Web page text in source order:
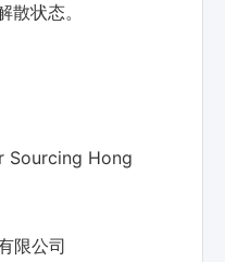
状态。
Sourcing Hong
限公司